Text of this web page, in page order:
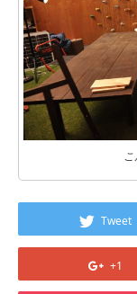
Tweet
+1